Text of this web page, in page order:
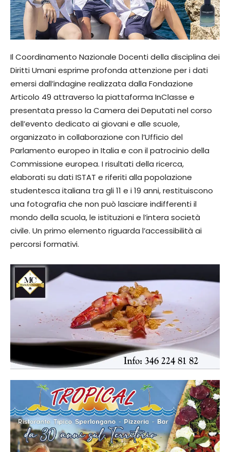
Il Coordinamento Nazionale Docenti della disciplina dei
Diritti Umani esprime profonda attenzione per i dati
emersi dall’indagine realizzata dalla Fondazione
Articolo 49 attraverso la piattaforma InClasse e
presentata presso la Camera dei Deputati nel corso
dell’evento dedicato ai giovani e alle scuole,
organizzato in collaborazione con l’Ufficio del
Parlamento europeo in Italia e con il patrocinio della
Commissione europea. I risultati della ricerca,
elaborati su dati ISTAT e riferiti alla popolazione
studentesca italiana tra gli 11 e i 19 anni, restituiscono
una fotografia che non può lasciare indifferenti il
mondo della scuola, le istituzioni e l’intera società
civile. Un primo elemento riguarda l’accessibilità ai
percorsi formativi.